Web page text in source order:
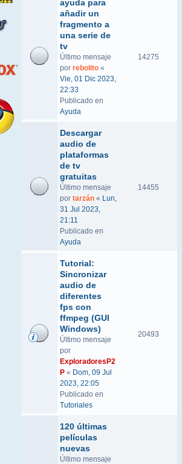
ayuda para
añadir un
fragmento a
una serie de
tv
Último mensaje
por rebolito «
Vie, 01 Dic 2023,
22:33
Publicado en
Ayuda
14275
Descargar
audio de
plataformas
de tv
gratuitas
Último mensaje
por tarzán « Lun,
31 Jul 2023,
21:11
Publicado en
Ayuda
14455
Tutorial:
Sincronizar
audio de
diferentes
fps con
ffmpeg (GUI
Windows)
Último mensaje
por
ExploradoresP2
P « Dom, 09 Jul
2023, 22:05
Publicado en
Tutoriales
20493
120 últimas
películas
nuevas
Último mensaje